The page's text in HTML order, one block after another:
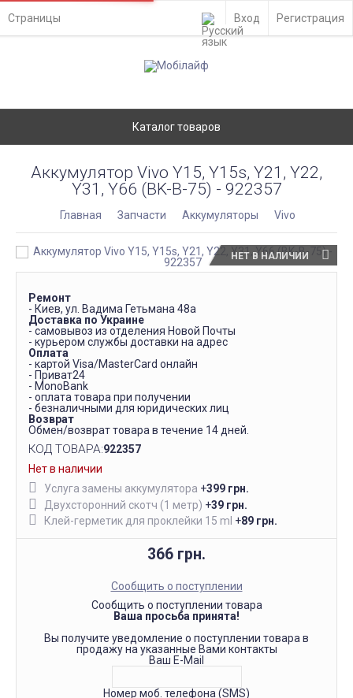
Страницы Вход Регистрация
Каталог товаров
Аккумулятор Vivo Y15, Y15s, Y21, Y22,
Y31, Y66 (BK-B-75) - 922357
Главная Запчасти Аккумуляторы Vivo
НЕТ В НАЛИЧИИ
Ремонт
- Киев, ул. Вадима Гетьмана 48а
Доставка по Украине
- самовывоз из отделения Новой Почты
- курьером службы доставки на адрес
Оплата
- картой Visa/MasterCard онлайн
- Приват24
- MonoBank
- оплата товара при получении
- безналичными для юридических лиц
Возврат
Обмен/возврат товара в течение 14 дней.
КОД ТОВАРА:922357
Нет в наличии
Услуга замены аккумулятора +399 грн.
Двухсторонний скотч (1 метр) +39 грн.
Клей-герметик для проклейки 15 ml +89 грн.
366 грн.
Сообщить о поступлении
Сообщить о поступлении товара
Ваша просьба принята!
Вы получите уведомление о поступлении товара в
продажу на указанные Вами контакты
Ваш E-Mail
Номер моб. телефона (SMS)